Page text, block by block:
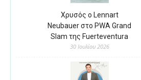
Χρυσός ο Lennart
Neubauer στο PWA Grand
Slam της Fuerteventura
30 Ιουλίου 2026